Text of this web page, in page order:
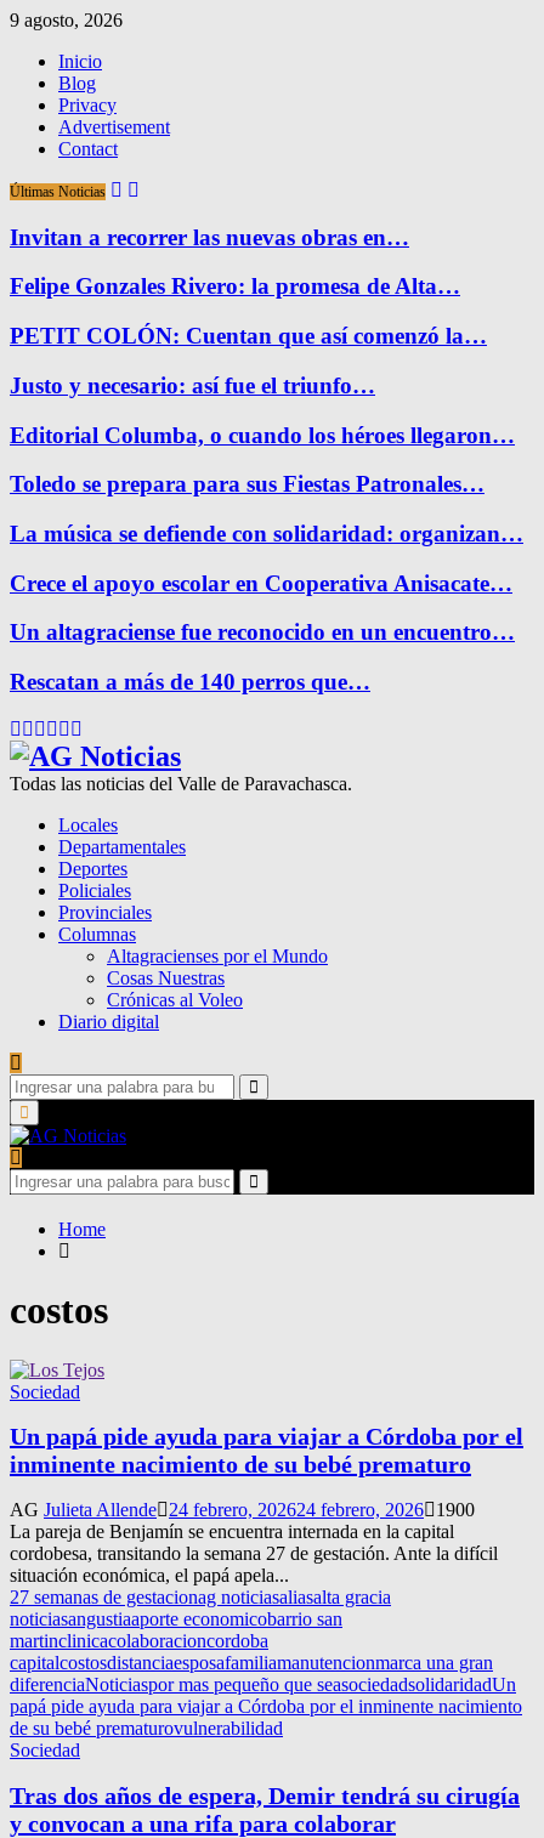
9 agosto, 2026
Inicio
Blog
Privacy
Advertisement
Contact
Últimas Noticias
Invitan a recorrer las nuevas obras en…
Felipe Gonzales Rivero: la promesa de Alta…
PETIT COLÓN: Cuentan que así comenzó la…
Justo y necesario: así fue el triunfo…
Editorial Columba, o cuando los héroes llegaron…
Toledo se prepara para sus Fiestas Patronales…
La música se defiende con solidaridad: organizan…
Crece el apoyo escolar en Cooperativa Anisacate…
Un altagraciense fue reconocido en un encuentro…
Rescatan a más de 140 perros que…
Facebook
Twitter
Instagram
Pinterest
Google
Todas las noticias del Valle de Paravachasca.
Locales
Departamentales
Deportes
Policiales
Provinciales
Columnas
Altagracienses por el Mundo
Cosas Nuestras
Crónicas al Voleo
Diario digital
Search
for:
Search
Primary
Menu
Search
for:
Search
Home
costos
Sociedad
Un papá pide ayuda para viajar a Córdoba por el
inminente nacimiento de su bebé prematuro
AG Julieta Allende 24 febrero, 202624 febrero, 2026
1900
La pareja de Benjamín se encuentra internada en la capital
cordobesa, transitando la semana 27 de gestación. Ante la difícil
situación económica, el papá apela...
27 semanas de gestacionag noticiasaliasalta gracia
noticiasangustiaaporte economicobarrio san
martinclinicacolaboracioncordoba
capitalcostosdistanciaesposafamiliamanutencionmarca una gran
diferenciaNoticiaspor mas pequeño que seasociedadsolidaridadUn
papá pide ayuda para viajar a Córdoba por el inminente nacimiento
de su bebé prematurovulnerabilidad
Sociedad
Tras dos años de espera, Demir tendrá su cirugía
y convocan a una rifa para colaborar